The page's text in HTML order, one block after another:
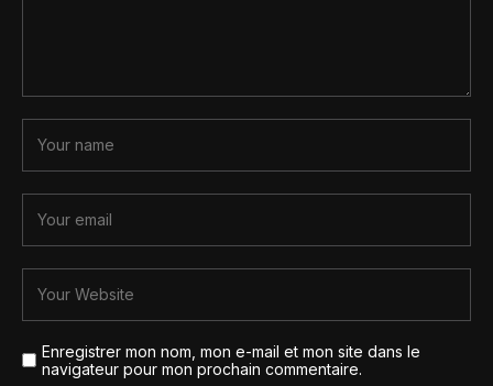
Enregistrer mon nom, mon e-mail et mon site dans le
navigateur pour mon prochain commentaire.